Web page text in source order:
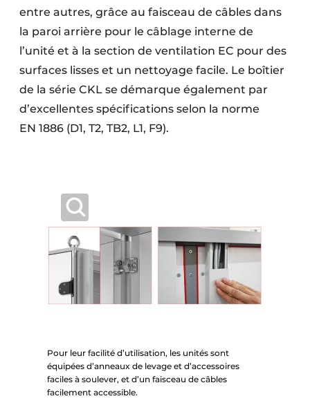
entre autres, grâce au faisceau de câbles dans
la paroi arrière pour le câblage interne de
l’unité et à la section de ventilation EC pour des
surfaces lisses et un nettoyage facile. Le boîtier
de la série CKL se démarque également par
d’excellentes spécifications selon la norme
EN 1886 (D1, T2, TB2, L1, F9).
Pour leur facilité d’utilisation, les unités sont
équipées d’anneaux de levage et d’accessoires
faciles à soulever, et d’un faisceau de câbles
facilement accessible.